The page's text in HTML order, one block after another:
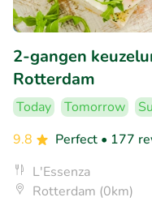
2-gangen
Rotterdam
Today Tomorrow Su
9.8
Perfect • 177
L'Essenza
Rotterdam (0km)